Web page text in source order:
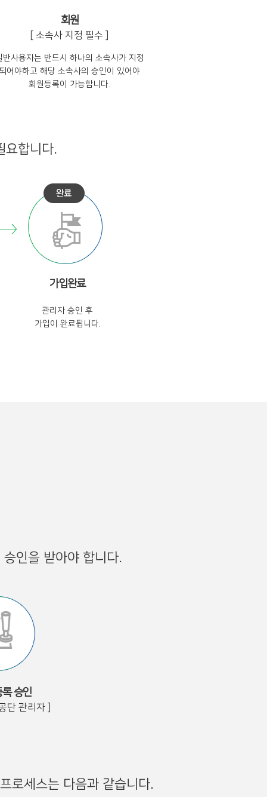
회원
[ 소속사 지정 필수 ]
반사용자는 반드시 하나의 소속사가 지정
어야하고 해당 소속사의 승인이 있어야
회원등록이 가능합니다.
요합니다.
가입완료
관리자 승인 후
가입이 완료됩니다.
인을 받아야 합니다.
승인
단 관리자 ]
로세스는 다음과 같습니다.